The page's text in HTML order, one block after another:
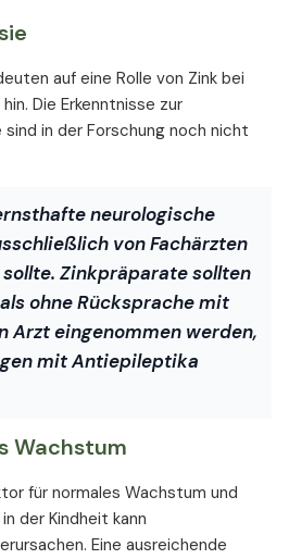
auf eine Rolle von Zink bei
Die Erkenntnisse zur
sind in der Forschung noch nicht
neurologische
von Fachärzten
Zinkpräparate sollten
ohne Rücksprache mit
Arzt eingenommen werden,
mit Antiepileptika
Wachstum
für normales Wachstum und
der Kindheit kann
Eine ausreichende